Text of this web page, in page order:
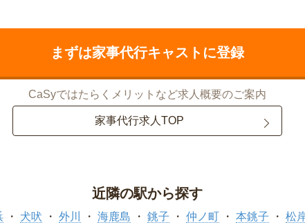
まずは家事代行キャストに登録
CaSyではたらくメリットなど求人概要のご案内
家事代行求人TOP
近隣の駅から探す
犬吠 外川 海鹿島 銚子 仲ノ町 本銚子 松